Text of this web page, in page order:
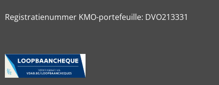
Registratienummer KMO-portefeuille: DVO213331